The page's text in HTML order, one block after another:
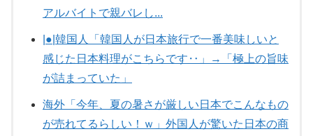
アルバイトで親バレし...
|●|韓国人「韓国人が日本旅行で一番美味しいと
感じた日本料理がこちらです‥」→「極上の旨味
が詰まっていた」
海外「今年、夏の暑さが厳しい日本でこんなもの
が売れてるらしい！ｗ」外国人が驚いた日本の商